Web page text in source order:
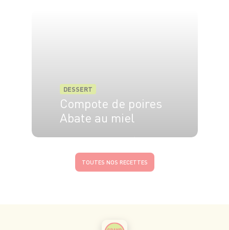
DESSERT
Compote de poires
Abate au miel
TOUTES NOS RECETTES